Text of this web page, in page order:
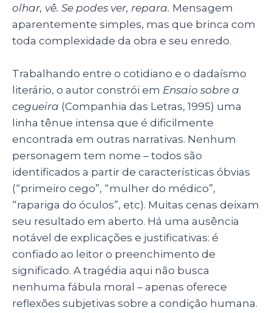
olhar, vê. Se podes ver, repara. Mensagem
aparentemente simples, mas que brinca com
toda complexidade da obra e seu enredo.
Trabalhando entre o cotidiano e o dadaísmo
literário, o autor constrói em Ensaio sobre a
cegueira (Companhia das Letras, 1995) uma
linha tênue intensa que é dificilmente
encontrada em outras narrativas. Nenhum
personagem tem nome – todos são
identificados a partir de características óbvias
(“primeiro cego”, “mulher do médico”,
“rapariga do óculos”, etc). Muitas cenas deixam
seu resultado em aberto. Há uma ausência
notável de explicações e justificativas: é
confiado ao leitor o preenchimento de
significado. A tragédia aqui não busca
nenhuma fábula moral – apenas oferece
reflexões subjetivas sobre a condição humana.